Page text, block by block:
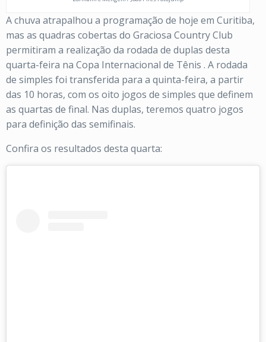
A chuva atrapalhou a programação de hoje em Curitiba,
mas as quadras cobertas do Graciosa Country Club
permitiram a realização da rodada de duplas desta
quarta-feira na Copa Internacional de Tênis . A rodada
de simples foi transferida para a quinta-feira, a partir
das 10 horas, com os oito jogos de simples que definem
as quartas de final. Nas duplas, teremos quatro jogos
para definição das semifinais.
Confira os resultados desta quarta: